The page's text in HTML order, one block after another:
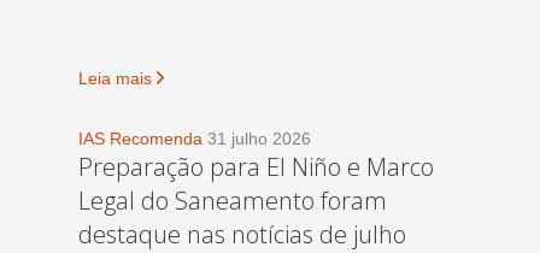
Leia mais
IAS Recomenda 31 julho 2026
Preparação para El Niño e Marco
Legal do Saneamento foram
destaque nas notícias de julho